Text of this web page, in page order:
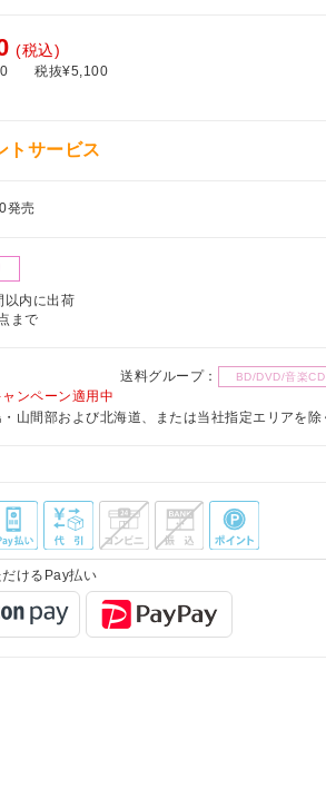
(税込)
税抜¥5,100
トサービス
発売
以内に出荷
まで
送料グループ： BD/DVD/音楽CD
ンペーン適用中
山間部および北海道、または当社指定エリアを除
けるPay払い